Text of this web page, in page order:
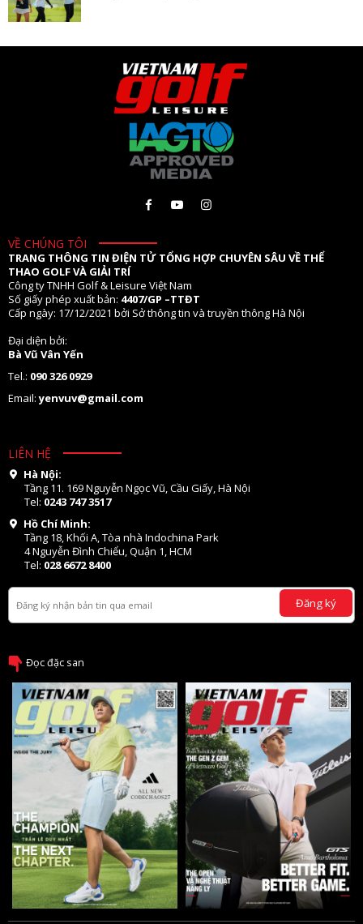
VỀ CHÚNG TÔI
TRANG THÔNG TIN ĐIỆN TỬ TỔNG HỢP CHUYÊN SÂU VỀ THỂ
THAO GOLF VÀ GIẢI TRÍ
Công ty TNHH Golf & Leisure Việt Nam
Số giấy phép xuất bản: 4407/GP –TTĐT
Cấp ngày: 17/12/2021 bởi Sở thông tin và truyền thông Hà Nội
Đại diện bởi:
Bà Vũ Vân Yến
Tel.: 090 326 0929
Email:yenvuv@gmail.com
LIÊN HỆ
Hà Nội:
Tầng 11. 169 Nguyễn Ngọc Vũ, Cầu Giấy, Hà Nội
Tel: 0243 747 3517
Hồ Chí Minh:
Tầng 18, Khối A, Tòa nhà Indochina Park
4 Nguyễn Đình Chiểu, Quận 1, HCM
Tel: 028 6672 8400
Đăng ký
Đọc đặc san